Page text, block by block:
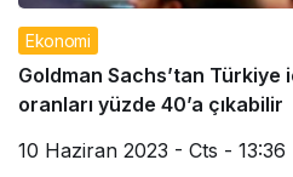
Ekonomi
Goldman Sachs’tan Türkiye
oranları yüzde 40’a çıkabilir
10 Haziran 2023 - Cts - 13:36